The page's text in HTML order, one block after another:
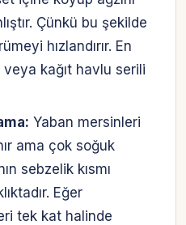
Çünkü bu şekilde
hızlandırır. En
kağıt havlu serili
Yaban mersinleri
ama çok soğuk
sebzelik kısmı
Eğer
tek kat halinde